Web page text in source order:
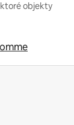
objekty